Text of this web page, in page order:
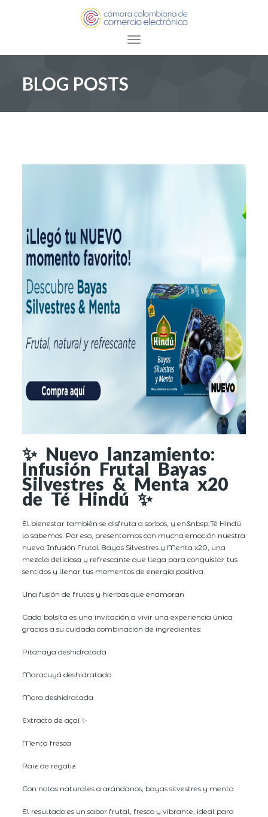
Toggle navigation
BLOG POSTS
✨ Nuevo lanzamiento:
Infusión Frutal Bayas
Silvestres & Menta x20
de Té Hindú ✨
El bienestar también se disfruta a sorbos, y en&nbsp;Té Hindú
lo sabemos. Por eso, presentamos con mucha emoción nuestra
nueva Infusión Frutal Bayas Silvestres y Menta x20, una
mezcla deliciosa y refrescante que llega para conquistar tus
sentidos y llenar tus momentos de energía positiva.
Una fusión de frutas y hierbas que enamoran
Cada bolsita es una invitación a vivir una experiencia única
gracias a su cuidada combinación de ingredientes:
Pitahaya deshidratada
Maracuyá deshidratado
Mora deshidratada
Extracto de açaí ✨
Menta fresca
Raíz de regaliz
Con notas naturales a arándanos, bayas silvestres y menta
El resultado es un sabor frutal, fresco y vibrante, ideal para